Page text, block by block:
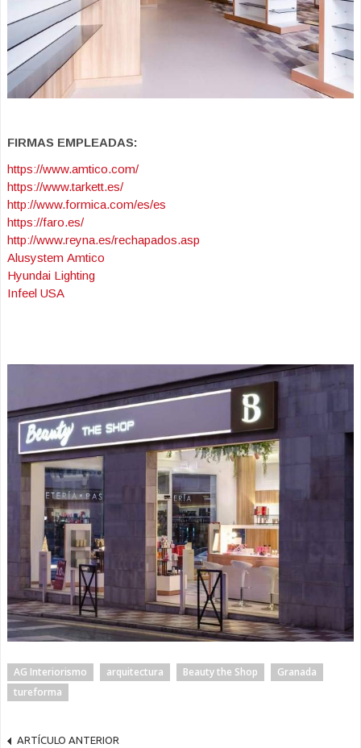
FIRMAS EMPLEADAS:
https://www.amtico.com/
https://www.tarkett.es/
http://www.formica.com/es/es
https://faro.es/
http://www.reyna.es/rechapados.asp
Alusystem Amtico
Hyundai Lighting
Infeel USA
AG Interiorismo arquitectura Beauty the Shop
Granada
tureforma
ARTÍCULO ANTERIOR